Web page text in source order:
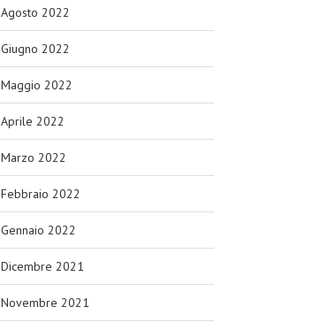
Agosto 2022
Giugno 2022
Maggio 2022
Aprile 2022
Marzo 2022
Febbraio 2022
Gennaio 2022
Dicembre 2021
Novembre 2021